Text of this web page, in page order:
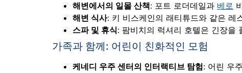
해변에서의 일몰 산책: 포트 로더데일과 베로
해변 식사: 키 비스케인의 래티튜드와 같은 레
스파 및 휴식: 팜비치의 럭셔리 호텔은 긴장을
가족과 함께: 어린이 친화적인 모험
케네디 우주 센터의 인터랙티브 탐험: 어린 우